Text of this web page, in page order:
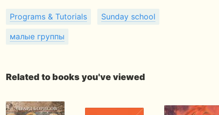
Programs & Tutorials Sunday school
малые группы
Related to books you've viewed